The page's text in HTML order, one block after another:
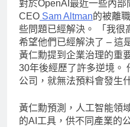
對於OpenAI最近一些內部
CEO Sam Altman的被離
些問題已經解決。 「我很
希望他們已經解決了 – 這
黃仁勳提到企業治理的重
30年後經歷了許多逆境。
公司，就無法預料會發生
黃仁勳預測，人工智能領
的AI工具，供不同產業的